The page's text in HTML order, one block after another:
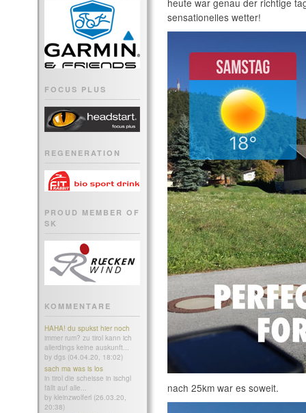
FOCUS PLUS
REGENERATION
PROUD MEMBER OF
SK
KOMMENTARE
HAHA! du spukst hier noch
immer rum? zu tirol kann ich
allerdings keine auskunft...
by dgs (04.04.20, 18:02)
sach ma was is los
in tirol die scheisse in ischgl
fällt auf alle...
by kleinzwolferl (26.03.20,
20:38)
heute war genau der richtige
sensationelles wetter!
nach 25km war es soweit.